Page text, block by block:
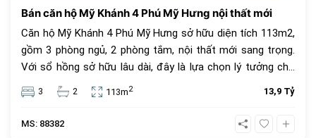
Bán căn hộ Mỹ Khánh 4 Phú Mỹ Hưng nội thất mới
Căn hộ Mỹ Khánh 4 Phú Mỹ Hưng sở hữu diện tích 113m2,
gồm 3 phòng ngủ, 2 phòng tắm, nội thất mới sang trọng.
Với sổ hồng sở hữu lâu dài, đây là lựa chọn lý tưởng cho
an cư và đầu tư. Giá bán 13.9 tỷ đồng, vị trí trung tâm, tiện
ích đầy đủ.
3 2 113m2 13,9 Tỷ
MS: 88382